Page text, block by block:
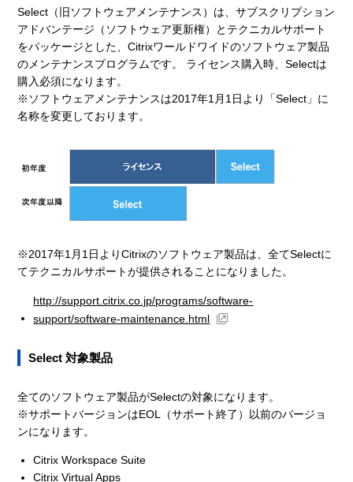
Select（旧ソフトウェアメンテナンス）は、サブスクリプション
アドバンテージ（ソフトウェア更新権）とテクニカルサポート
をパッケージとした、Citrixワールドワイドのソフトウェア製品
のメンテナンスプログラムです。 ライセンス購入時、Selectは
購入必須になります。
※ソフトウェアメンテナンスは2017年1月1日より「Select」に
名称を変更しております。
※2017年1月1日よりCitrixのソフトウェア製品は、全てSelectに
てテクニカルサポートが提供されることになりました。
http://support.citrix.co.jp/programs/software-
support/software-maintenance.html
Select 対象製品
全てのソフトウェア製品がSelectの対象になります。
※サポートバージョンはEOL（サポート終了）以前のバージョ
ンになります。
Citrix Workspace Suite
Citrix Virtual Apps